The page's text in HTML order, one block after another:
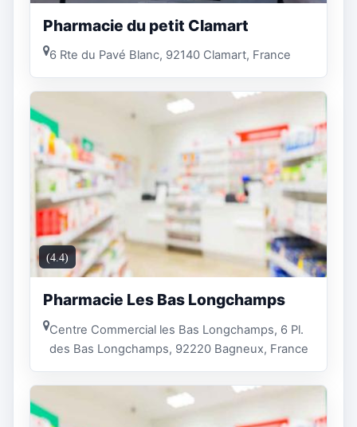
Pharmacie du petit Clamart
6 Rte du Pavé Blanc, 92140 Clamart, France
(4.4)
Pharmacie Les Bas Longchamps
Centre Commercial les Bas Longchamps, 6 Pl.
des Bas Longchamps, 92220 Bagneux, France